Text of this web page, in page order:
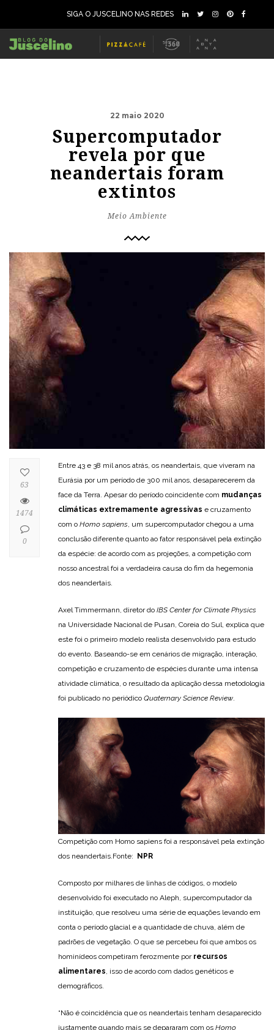
SIGA O JUSCELINO NAS REDES
22 maio 2020
Supercomputador
revela por que
neandertais foram
extintos
Meio Ambiente
Entre 43 e 38 mil anos atrás, os neandertais, que viveram na
Eurásia por um período de 300 mil anos, desaparecerem da
face da Terra. Apesar do período coincidente com mudanças
climáticas extremamente agressivas e cruzamento
com o Homo sapiens, um supercomputador chegou a uma
conclusão diferente quanto ao fator responsável pela extinção
da espécie: de acordo com as projeções, a competição com
nosso ancestral foi a verdadeira causa do fim da hegemonia
dos neandertais.
Axel Timmermann, diretor do IBS Center for Climate Physics
na Universidade Nacional de Pusan, Coreia do Sul, explica que
este foi o primeiro modelo realista desenvolvido para estudo
do evento. Baseando-se em cenários de migração, interação,
competição e cruzamento de espécies durante uma intensa
atividade climática, o resultado da aplicação dessa metodologia
foi publicado no periódico Quaternary Science Review.
Competição com Homo sapiens foi a responsável pela extinção
dos neandertais.Fonte:
NPR
Composto por milhares de linhas de códigos, o modelo
desenvolvido foi executado no Aleph, supercomputador da
instituição, que resolveu uma série de equações levando em
conta o período glacial e a quantidade de chuva, além de
padrões de vegetação. O que se percebeu foi que ambos os
hominídeos competiram ferozmente por recursos
alimentares, isso de acordo com dados genéticos e
demográficos.
“Não é coincidência que os neandertais tenham desaparecido
justamente quando mais se depararam com os Homo
63
1474
0